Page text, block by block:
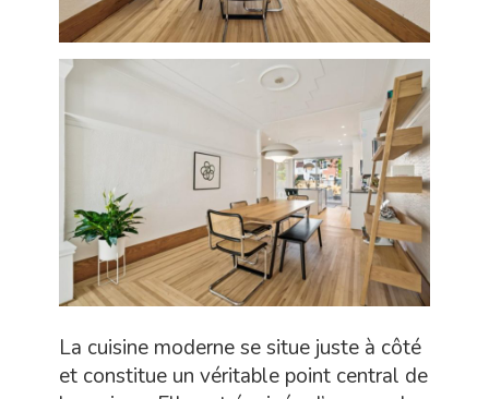
La cuisine moderne se situe juste à côté
et constitue un véritable point central de